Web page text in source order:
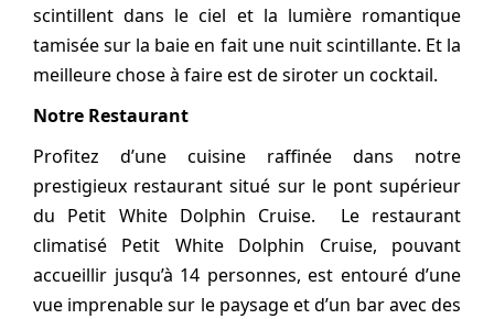
scintillent dans le ciel et la lumière romantique
tamisée sur la baie en fait une nuit scintillante. Et la
meilleure chose à faire est de siroter un cocktail.
Notre Restaurant
Profitez d’une cuisine raffinée dans notre
prestigieux restaurant situé sur le pont supérieur
du Petit White Dolphin Cruise. Le restaurant
climatisé Petit White Dolphin Cruise, pouvant
accueillir jusqu’à 14 personnes, est entouré d’une
vue imprenable sur le paysage et d’un bar avec des